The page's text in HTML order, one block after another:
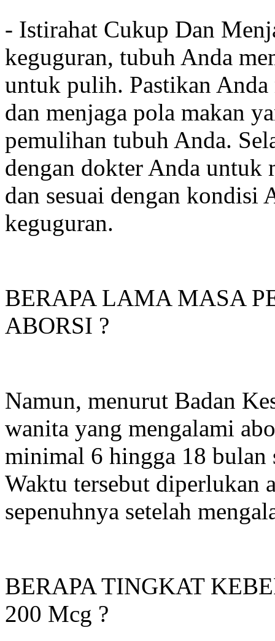
- Istirahat Cukup Dan
keguguran, tubuh Anda
untuk pulih. Pastikan
dan menjaga pola makan
pemulihan tubuh Anda.
dengan dokter Anda untuk
dan sesuai dengan kondisi
keguguran.
BERAPA LAMA MASA
ABORSI ?
Namun, menurut Badan
wanita yang mengalami
minimal 6 hingga 18 bulan
Waktu tersebut diperlukan
sepenuhnya setelah
BERAPA TINGKAT
200 Mcg ?